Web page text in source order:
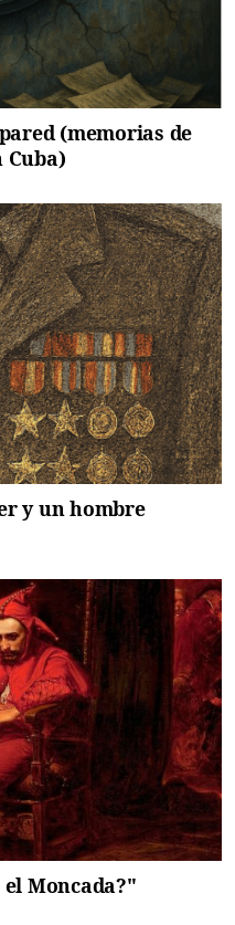
(memorias de
Cuba)
y un hombre
Moncada?"